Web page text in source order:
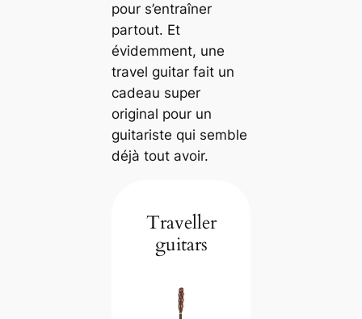
pour s’entraîner
partout. Et
évidemment, une
travel guitar fait un
cadeau super
original pour un
guitariste qui semble
déjà tout avoir.
Traveller
guitars